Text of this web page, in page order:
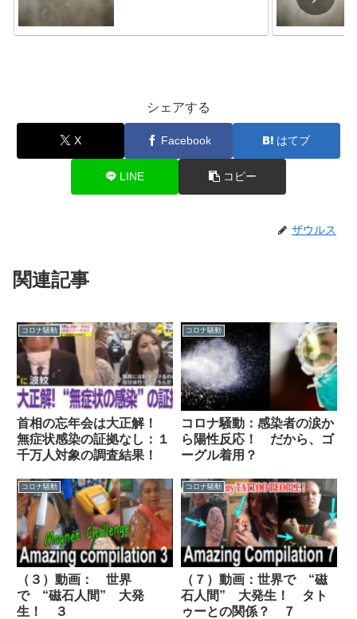
シェアする
X Facebook はてブ
LINE コピー
ザウルス
関連記事
コロナ騒動
首相の忘年会は大正解！
無症状感染の証拠なし：１
千万人対象の調査結果！
コロナ騒動
コロナ騒動：感染者の涙か
ら陽性反応！ だから、ゴ
ーグル着用？
コロナ騒動
（３）動画： 世界
で “磁石人間” 大発
生！ ３
コロナ騒動
（７）動画：世界で “磁
石人間” 大発生！ タト
ゥーとの関係？ ７